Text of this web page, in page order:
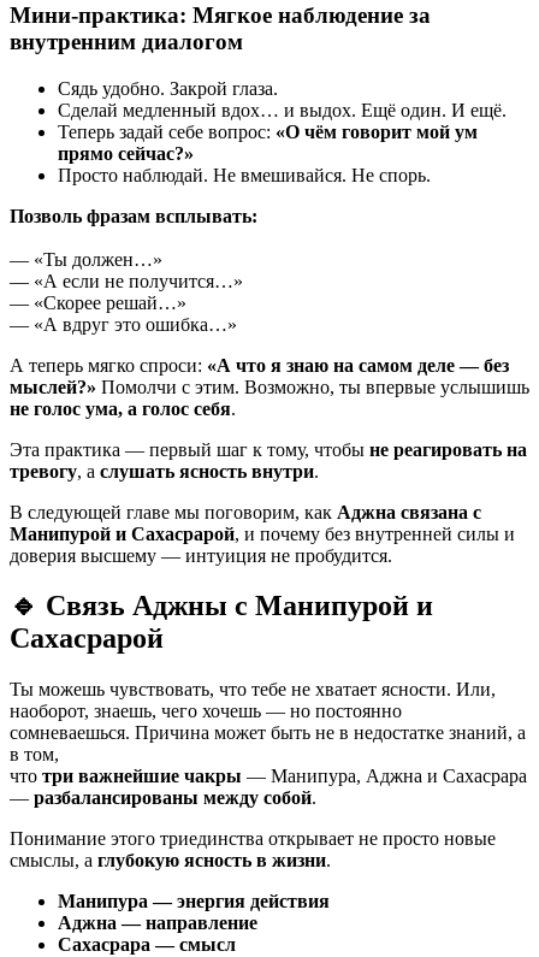
Мини-практика: Мягкое наблюдение за
внутренним диалогом
Сядь удобно. Закрой глаза.
Сделай медленный вдох… и выдох. Ещё один. И ещё.
Теперь задай себе вопрос: «О чём говорит мой ум
прямо сейчас?»
Просто наблюдай. Не вмешивайся. Не спорь.
Позволь фразам всплывать:
— «Ты должен…»
— «А если не получится…»
— «Скорее решай…»
— «А вдруг это ошибка…»
А теперь мягко спроси: «А что я знаю на самом деле — без
мыслей?» Помолчи с этим. Возможно, ты впервые услышишь
не голос ума, а голос себя.
Эта практика — первый шаг к тому, чтобы не реагировать на
тревогу, а слушать ясность внутри.
В следующей главе мы поговорим, как Аджна связана с
Манипурой и Сахасрарой, и почему без внутренней силы и
доверия высшему — интуиция не пробудится.
🔹 Связь Аджны с Манипурой и
Сахасрарой
Ты можешь чувствовать, что тебе не хватает ясности. Или,
наоборот, знаешь, чего хочешь — но постоянно
сомневаешься. Причина может быть не в недостатке знаний, а
в том,
что три важнейшие чакры — Манипура, Аджна и Сахасрара
— разбалансированы между собой.
Понимание этого триединства открывает не просто новые
смыслы, а глубокую ясность в жизни.
Манипура — энергия действия
Аджна — направление
Сахасрара — смысл